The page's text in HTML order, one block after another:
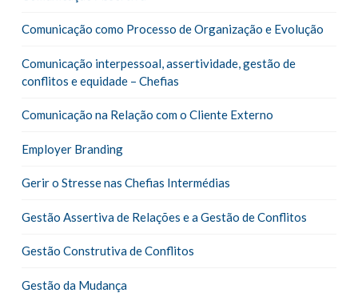
Comunicação como Processo de Organização e Evolução
Comunicação interpessoal, assertividade, gestão de
conflitos e equidade – Chefias
Comunicação na Relação com o Cliente Externo
Employer Branding
Gerir o Stresse nas Chefias Intermédias
Gestão Assertiva de Relações e a Gestão de Conflitos
Gestão Construtiva de Conflitos
Gestão da Mudança